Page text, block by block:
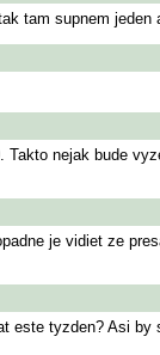
tam supnem jeden
nejak bude
je vidiet ze
este tyzden? Asi